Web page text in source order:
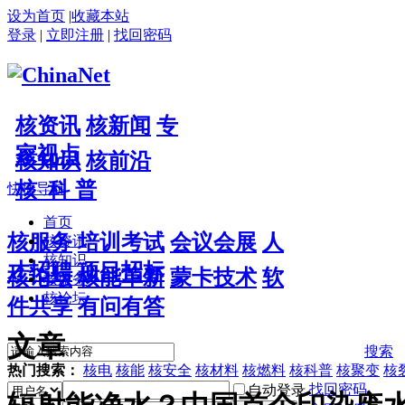
设为首页 |收藏本站
登录 | 立即注册 | 找回密码
核资讯 核新闻 专
家视点
核知识 核前沿
核 科 普
核服务 培训考试 会议会展 人
才招聘 项目招标
核论坛 核能革新 蒙卡技术 软
件共享 有问有答
搜索
热门搜索： 核电 核能 核安全 核材料 核燃料 核科普 核聚变 核
自动登录 找回密码
快捷导航
首页
核资讯
核知识
核服务
核论坛
文章